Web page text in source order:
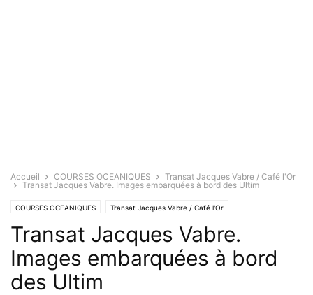
Accueil COURSES OCEANIQUES
Transat Jacques Vabre / Café l'Or
Transat Jacques Vabre. Images embarquées à bord des Ultim
COURSES OCEANIQUES Transat Jacques Vabre / Café l'Or
Transat Jacques Vabre.
Images embarquées à bord
des Ultim